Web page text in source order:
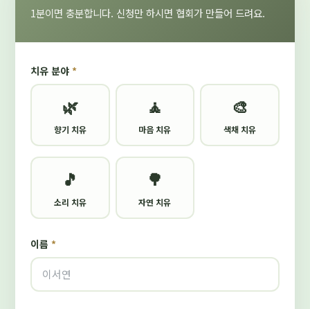
1분이면 충분합니다. 신청만 하시면 협회가 만들어 드려요.
치유 분야 *
🌿
향기 치유
🧘
마음 치유
🎨
색채 치유
🎵
소리 치유
🌳
자연 치유
이름 *